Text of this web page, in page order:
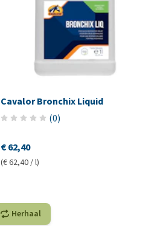
Cavalor Bronchix Liquid
(0)
€ 62,40
(€ 62,40 / l)
Herhaal